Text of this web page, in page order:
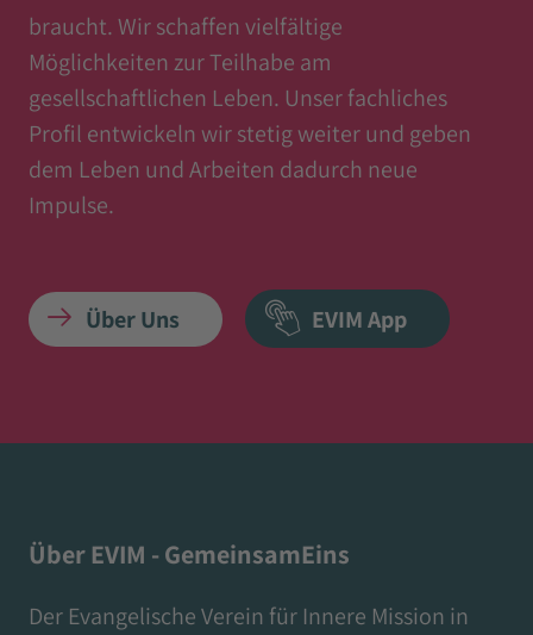
braucht. Wir schaffen vielfältige
Möglichkeiten zur Teilhabe am
gesellschaftlichen Leben. Unser fachliches
Profil entwickeln wir stetig weiter und geben
dem Leben und Arbeiten dadurch neue
Impulse.
Über Uns EVIM App
Über EVIM - GemeinsamEins
Der Evangelische Verein für Innere Mission in